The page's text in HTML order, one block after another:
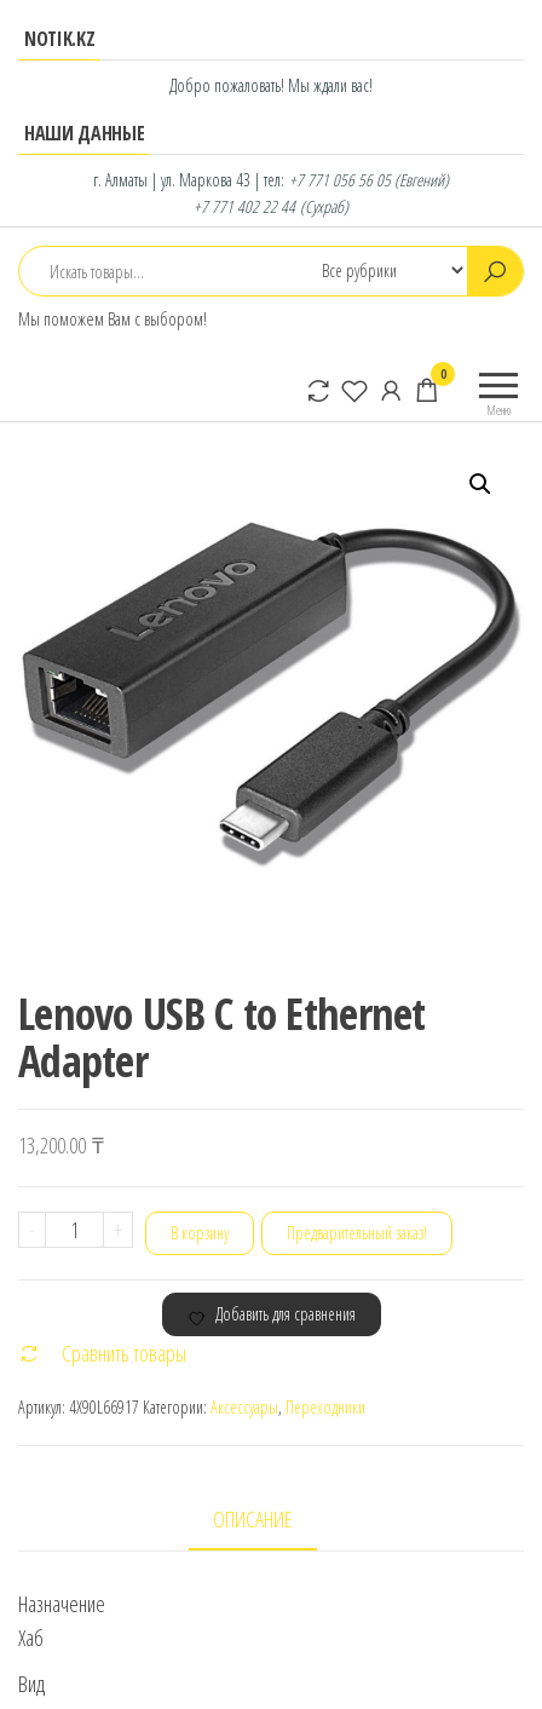
NOTIK.KZ
Добро пожаловать! Мы ждали вас!
НАШИ ДАННЫЕ
г. Алматы | ул. Маркова 43 | тел: +7 771 056 56 05(Евгений)
+7 771 402 22 44(Сухраб)
Мы поможем Вам с выбором!
магазин
Меню
0
Lenovo USB C to Ethernet
Adapter
13,200.00 ₸
-
Количество
to
+ В корзину Предварительный заказ!
Добавить для сравнения
Сравнить товары
Артикул: 4X90L66917 Категории: Аксессуары, Переходники
ОПИСАНИЕ
Назначение
Хаб
Вид